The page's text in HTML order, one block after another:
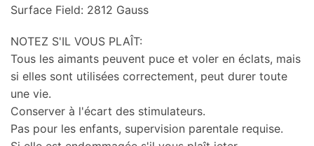
Surface Field: 2812 Gauss
NOTEZ S'IL VOUS PLAÎT:
Tous les aimants peuvent puce et voler en éclats, mais
si elles sont utilisées correctement, peut durer toute
une vie.
Conserver à l'écart des stimulateurs.
Pas pour les enfants, supervision parentale requise.